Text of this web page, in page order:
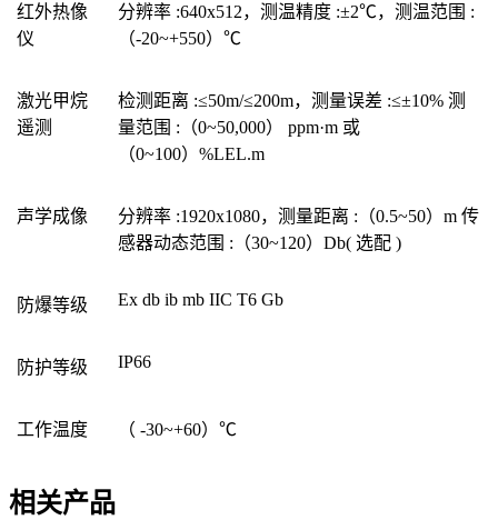
红外热像
仪
分辨率 :640x512，测温精度 :±2℃，测温范围 :
（-20~+550）℃
激光甲烷
遥测
检测距离 :≤50m/≤200m，测量误差 :≤±10% 测
量范围 :（0~50,000） ppm·m 或
（0~100）%LEL.m
声学成像
分辨率 :1920x1080，测量距离 :（0.5~50）m 传
感器动态范围 :（30~120）Db( 选配 )
防爆等级 Ex db ib mb IIC T6 Gb
防护等级 IP66
工作温度 （ -30~+60）℃
相关产品